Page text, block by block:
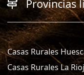
Provincias
Casas Rurales
Casas Rurales La